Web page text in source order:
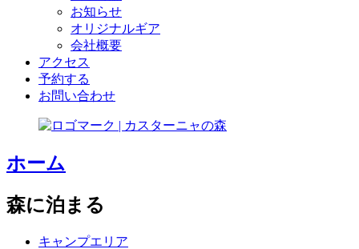
お知らせ
オリジナルギア
会社概要
アクセス
予約する
お問い合わせ
ホーム
森に泊まる
キャンプエリア